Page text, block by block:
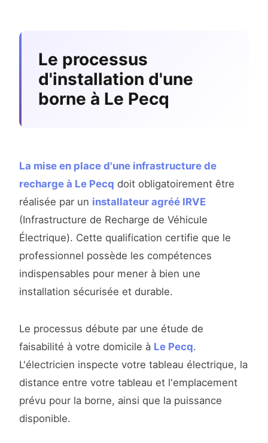
Le processus
d'installation d'une
borne à Le Pecq
La mise en place d'une infrastructure de
recharge à Le Pecq doit obligatoirement être
réalisée par un installateur agréé IRVE
(Infrastructure de Recharge de Véhicule
Électrique). Cette qualification certifie que le
professionnel possède les compétences
indispensables pour mener à bien une
installation sécurisée et durable.
Le processus débute par une étude de
faisabilité à votre domicile à Le Pecq.
L'électricien inspecte votre tableau électrique, la
distance entre votre tableau et l'emplacement
prévu pour la borne, ainsi que la puissance
disponible.